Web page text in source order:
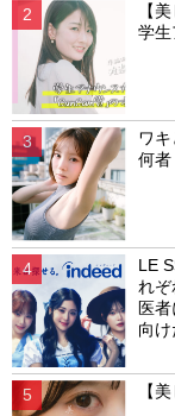
【
学生
ワ
何者
LE
れぞ
医者
向
【